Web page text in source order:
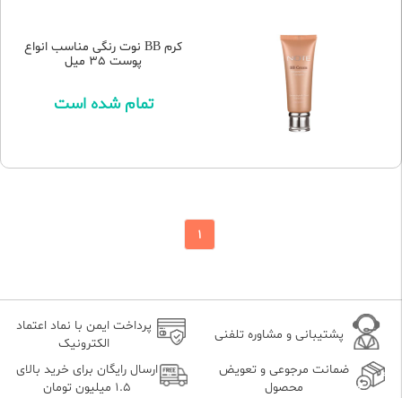
کرم BB نوت رنگی مناسب انواع
پوست 35 میل
تمام شده است
1
پشتیبانی و مشاوره تلفنی
پرداخت ایمن با نماد اعتماد
الکترونیک
ضمانت مرجوعی و تعویض
محصول
ارسال رایگان برای خرید بالای
1.5 میلیون تومان